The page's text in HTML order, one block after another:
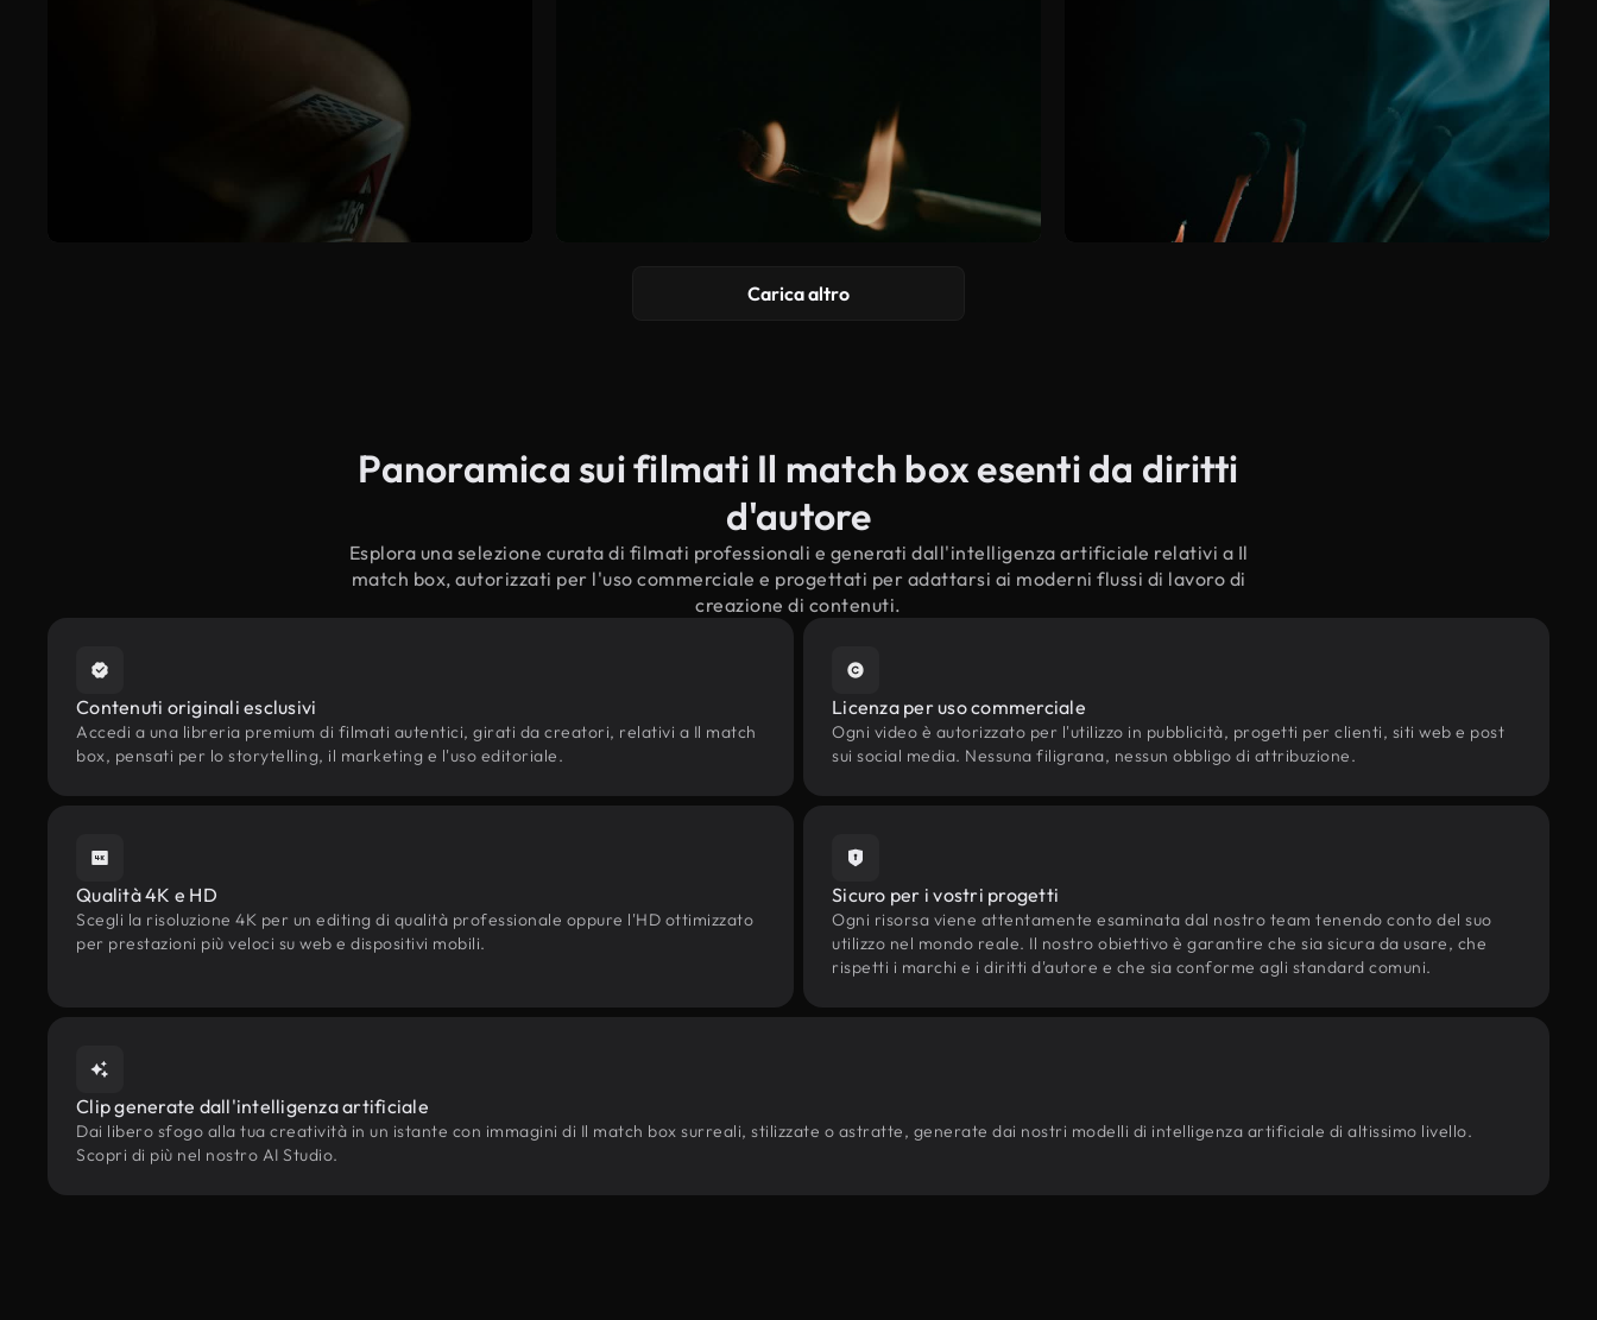
Carica altro
Panoramica sui filmati Il match box esenti da diritti
d'autore
Esplora una selezione curata di filmati professionali e generati dall'intelligenza artificiale relativi a Il
match box, autorizzati per l'uso commerciale e progettati per adattarsi ai moderni flussi di lavoro di
creazione di contenuti.
Contenuti originali esclusivi
Accedi a una libreria premium di filmati autentici, girati da creatori, relativi a Il match
box, pensati per lo storytelling, il marketing e l'uso editoriale.
Licenza per uso commerciale
Ogni video è autorizzato per l'utilizzo in pubblicità, progetti per clienti, siti web e post
sui social media. Nessuna filigrana, nessun obbligo di attribuzione.
Qualità 4K e HD
Scegli la risoluzione 4K per un editing di qualità professionale oppure l'HD ottimizzato
per prestazioni più veloci su web e dispositivi mobili.
Sicuro per i vostri progetti
Ogni risorsa viene attentamente esaminata dal nostro team tenendo conto del suo
utilizzo nel mondo reale. Il nostro obiettivo è garantire che sia sicura da usare, che
rispetti i marchi e i diritti d'autore e che sia conforme agli standard comuni.
Clip generate dall'intelligenza artificiale
Dai libero sfogo alla tua creatività in un istante con immagini di Il match box surreali, stilizzate o astratte, generate dai nostri modelli di intelligenza artificiale di altissimo livello.
Scopri di più nel nostro AI Studio.